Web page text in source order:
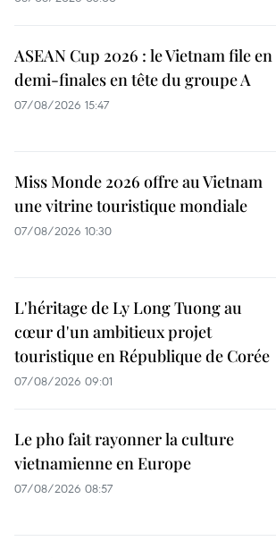
ASEAN Cup 2026 : le Vietnam file en
demi-finales en tête du groupe A
07/08/2026 15:47
Miss Monde 2026 offre au Vietnam
une vitrine touristique mondiale
07/08/2026 10:30
L'héritage de Ly Long Tuong au
cœur d'un ambitieux projet
touristique en République de Corée
07/08/2026 09:01
Le pho fait rayonner la culture
vietnamienne en Europe
07/08/2026 08:57